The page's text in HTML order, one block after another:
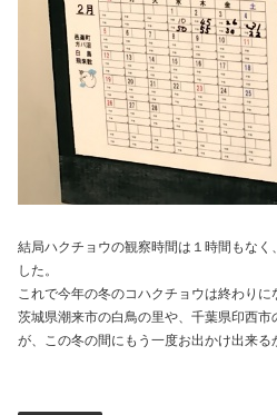
結局ハクチョウの観察時間は１時間もな
した。
これで今年の冬のコハクチョウは終わりに
茨城県潮来市の白鳥の里や、千葉県印西
が、この冬の間にもう一度お出かけ出来る